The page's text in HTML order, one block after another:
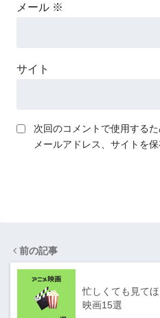
メール ※
サイト
次回のコメントで使用する
メールアドレス、サイトを保
前の記事
忙しくても見て
映画15選